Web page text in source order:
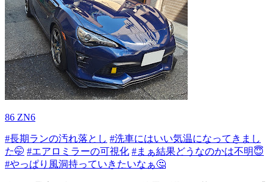
86 ZN6
#長期ランの汚れ落とし #洗車にはいい気温になってきまし
た🤭 #エアロミラーの可視化 #まぁ結果どうなのかは不明😇
#やっぱり風洞持っていきたいなぁ🤔